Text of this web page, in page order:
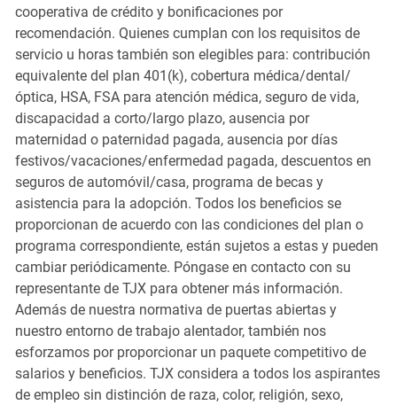
cooperativa de crédito y bonificaciones por
recomendación. Quienes cumplan con los requisitos de
servicio u horas también son elegibles para: contribución
equivalente del plan 401(k), cobertura médica/dental/
óptica, HSA, FSA para atención médica, seguro de vida,
discapacidad a corto/largo plazo, ausencia por
maternidad o paternidad pagada, ausencia por días
festivos/vacaciones/enfermedad pagada, descuentos en
seguros de automóvil/casa, programa de becas y
asistencia para la adopción. Todos los beneficios se
proporcionan de acuerdo con las condiciones del plan o
programa correspondiente, están sujetos a estas y pueden
cambiar periódicamente. Póngase en contacto con su
representante de TJX para obtener más información.
Además de nuestra normativa de puertas abiertas y
nuestro entorno de trabajo alentador, también nos
esforzamos por proporcionar un paquete competitivo de
salarios y beneficios. TJX considera a todos los aspirantes
de empleo sin distinción de raza, color, religión, sexo,